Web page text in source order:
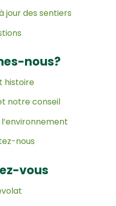
jour des sentiers
nous?
histoire
notre conseil
nous
vous